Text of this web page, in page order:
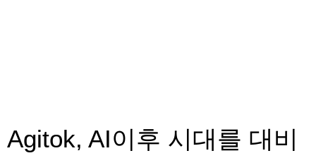
Agitok, AI이후 시대를 대비